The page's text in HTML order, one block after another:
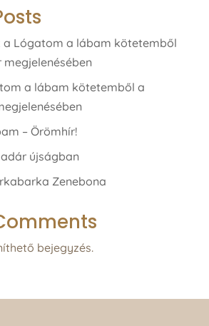
a Lógatom a lábam kötetemből
a lábam kötetemből a
– Örömhír!
újságban
Zenebona
bejegyzés.